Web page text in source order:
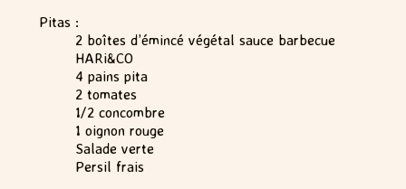
Pitas :
2 boîtes d’émincé végétal sauce barbecue
HARi&CO
4 pains pita
2 tomates
1/2 concombre
1 oignon rouge
Salade verte
Persil frais